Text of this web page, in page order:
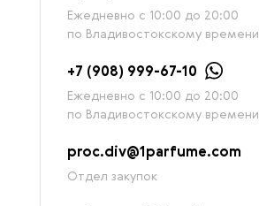
Ежедневно с 10:00 до 20:00
по Владивостокскому времени
+7 (908) 999-67-10
Ежедневно с 10:00 до 20:00
по Владивостокскому времени
proc.div@1parfume.com
Отдел закупок